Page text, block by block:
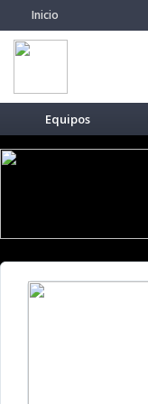
Inicio
Equipos